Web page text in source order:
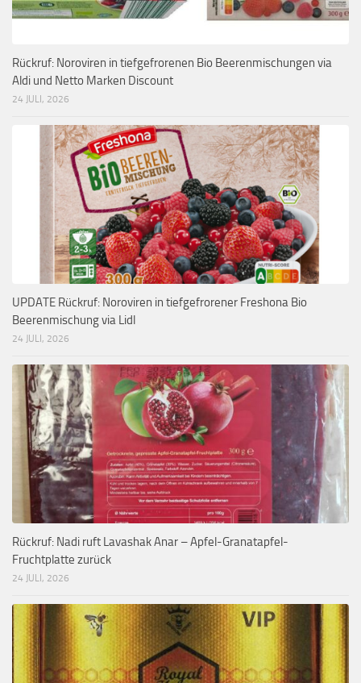
Rückruf: Noroviren in tiefgefrorenen Bio Beerenmischungen via
Aldi und Netto Marken Discount
24 JULI, 2026
UPDATE Rückruf: Noroviren in tiefgefrorener Freshona Bio
Beerenmischung via Lidl
24 JULI, 2026
Rückruf: Nadi ruft Lavashak Anar – Apfel-Granatapfel-
Fruchtplatte zurück
24 JULI, 2026